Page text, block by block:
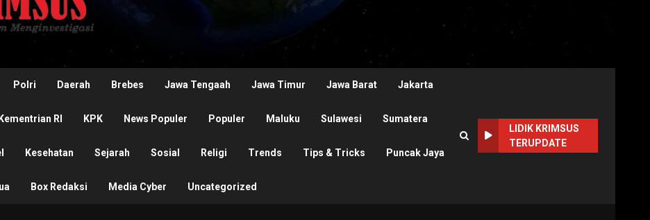
Polri Daerah Brebes Jawa Tengaah Jawa Timur Jawa Barat Jakarta
Kementrian RI KPK News Populer Populer Maluku Sulawesi Sumatera
Kesehatan Sejarah Sosial Religi Trends Tips & Tricks Puncak Jaya
Box Redaksi Media Cyber Uncategorized
LIDIK KRIMSUS
TERUPDATE